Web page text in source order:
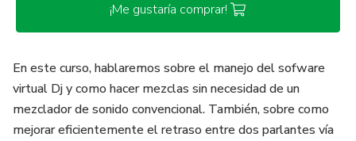
¡Me gustaría comprar!
En este curso, hablaremos sobre el manejo del sofware
virtual Dj y como hacer mezclas sin necesidad de un
mezclador de sonido convencional. También, sobre como
mejorar eficientemente el retraso entre dos parlantes vía